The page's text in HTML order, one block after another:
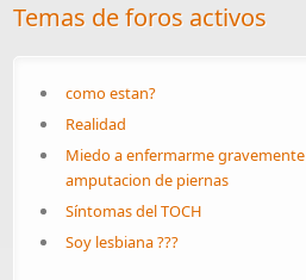
Temas de foros activos
como estan?
Realidad
Miedo a enfermarme
amputacion de piernas
Síntomas del TOCH
Soy lesbiana ???